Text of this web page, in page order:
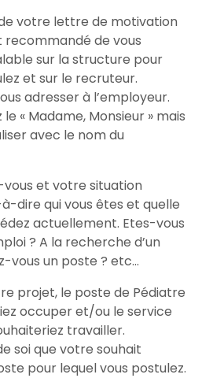
votre lettre de motivation
recommandé de vous
sur la structure pour
et sur le recruteur.
adresser à l’employeur.
« Madame, Monsieur » mais
avec le nom du
vous et votre situation
dire qui vous êtes et quelle
actuellement. Etes-vous
? A la recherche d’un
vous un poste ? etc…
projet, le poste de Pédiatre
occuper et/ou le service
travailler.
soi que votre souhait
pour lequel vous postulez.